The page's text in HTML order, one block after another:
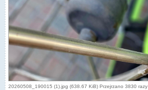
20260508_190015 (1).jpg (638.67 KiB) Przejrzano 3830 razy